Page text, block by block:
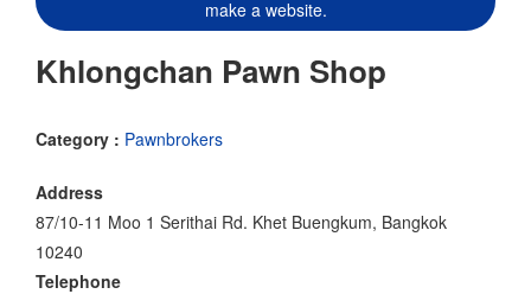
make a website.
Khlongchan Pawn Shop
Category : Pawnbrokers
Address
87/10-11 Moo 1 Serithai Rd. Khet Buengkum, Bangkok
10240
Telephone